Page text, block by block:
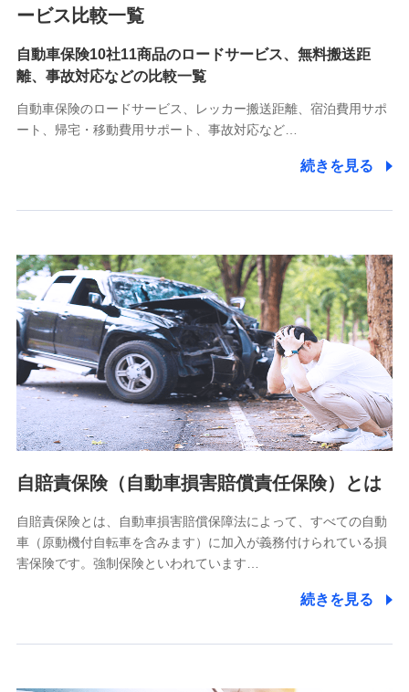
各種お問い合わせに対応するため
10.受託業務の 個人情報
受託業務の遂行およびこれらに準ずる業務の遂行のため
11.マイカー通勤管理クラウド並びに法人向けASPサー
をお送りするため
分析するため
当社の対応品質向上やお問い合わせ内容の正確な把握のため
個人情報保護管理者の職名、連絡先
株式会社ドコモ・インシュアランス 営業部長
〒103-0013 東京都中央区日本橋人形町2-14-10 アーバン
ネット日本橋ビル 3F
株式会社ドコモ・インシュアランス
個人情報の第三者提供について
除き、第三者に提供いたしません。
業務の委託
当社は利用目的の達成に必要な範囲内において個人情報の取
ービス比較一覧
自動車保険10社11商品のロードサービス、無料搬送距
離、事故対応などの比較一覧
自動車保険のロードサービス、レッカー搬送距離、宿泊費用サポ
ート、帰宅・移動費用サポート、事故対応など…
続きを見る
自賠責保険（自動車損害賠償責任保険）とは
自賠責保険とは、自動車損害賠償保障法によって、すべての自動
車（原動機付自転車を含みます）に加入が義務付けられている損
害保険です。強制保険といわれています…
続きを見る